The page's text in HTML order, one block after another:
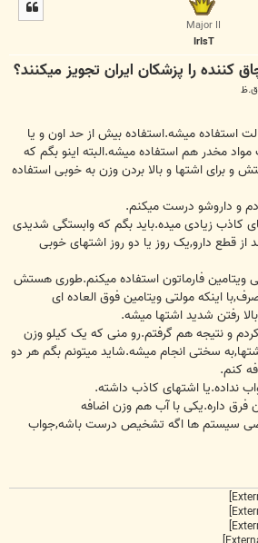
Major II
IrIsT
استفاده میشه.استفاده بیش از حد اون و یا
مخدر هم استفاده میشه.البته اینو بگم که
و برای اشتها و بالا بردن وزن به خوبی استفاده
و داروشو درست میکنم.
کاذب زیادی میده.باید بگم که وابستگی شدیدی
قطع دارو,یک روز یا دو روز اشتهای خوبی
ویتامین فارماتون استفاده میکنم.طوری هستش
اینکه مولتی ویتامین فوق العاده ای
رفتن شدید اشتها میشه.
و نتیجه هم گرفتم.رو منی که یک کیلو وزن
سختی انجام میشه.شاید میتونم بگم هر دو
کنم.
نداده.یا اشتهای کاذب داشته.
داره.یکی با آب هم وزن اضافه
سیستم ها اگه تشخیص درست باشه,جواب